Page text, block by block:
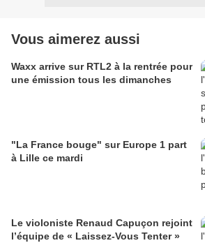
Vous aimerez aussi
Waxx arrive sur RTL2 à la rentrée pour
une émission tous les dimanches
"La France bouge" sur Europe 1 part
à Lille ce mardi
Le violoniste Renaud Capuçon rejoint
l’équipe de « Laissez-Vous Tenter »